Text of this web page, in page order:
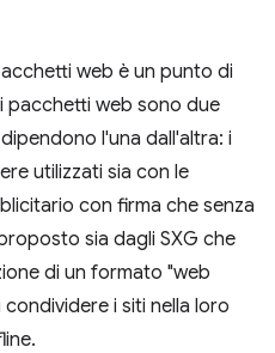
web è un punto di
pacchetti web sono due
l'una dall'altra: i
utilizzati sia con le
con firma che senza
sia dagli SXG che
di un formato "web
i siti nella loro